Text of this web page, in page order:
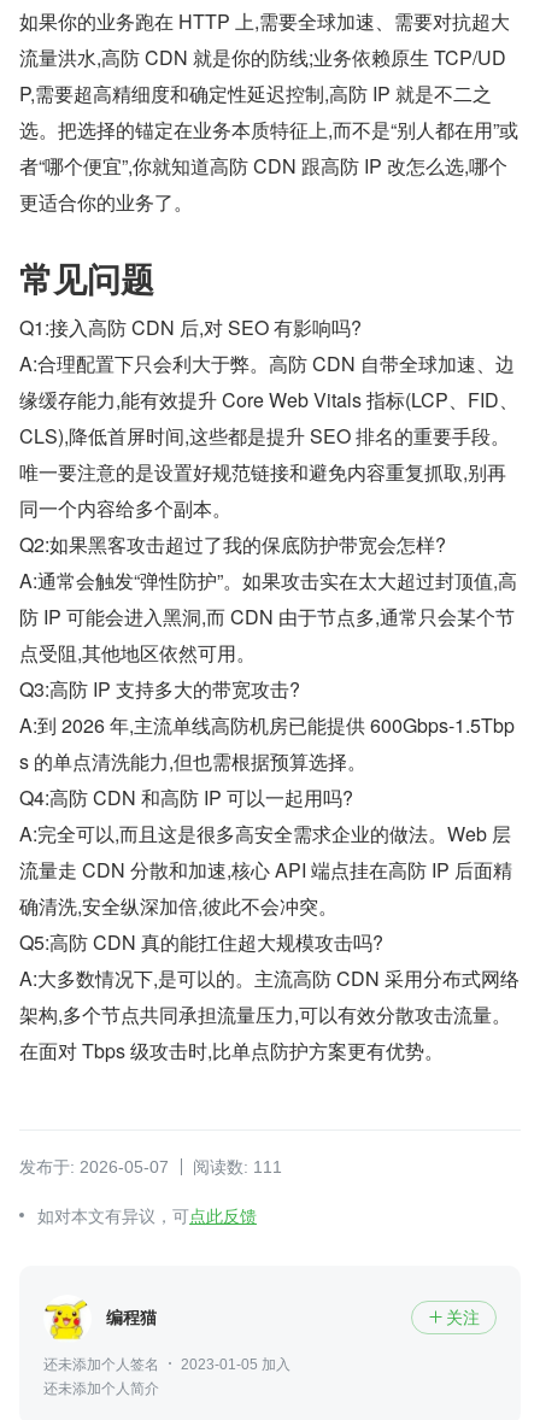
如果你的业务跑在 HTTP 上,需要全球加速、需要对抗超大
流量洪水,高防 CDN 就是你的防线;业务依赖原生 TCP/UD
P,需要超高精细度和确定性延迟控制,高防 IP 就是不二之
选。把选择的锚定在业务本质特征上,而不是“别人都在用”或
者“哪个便宜”,你就知道高防 CDN 跟高防 IP 改怎么选,哪个
更适合你的业务了。
常见问题
Q1:接入高防 CDN 后,对 SEO 有影响吗?
A:合理配置下只会利大于弊。高防 CDN 自带全球加速、边
缘缓存能力,能有效提升 Core Web Vitals 指标(LCP、FID、
CLS),降低首屏时间,这些都是提升 SEO 排名的重要手段。
唯一要注意的是设置好规范链接和避免内容重复抓取,别再
同一个内容给多个副本。
Q2:如果黑客攻击超过了我的保底防护带宽会怎样?
A:通常会触发“弹性防护”。如果攻击实在太大超过封顶值,高
防 IP 可能会进入黑洞,而 CDN 由于节点多,通常只会某个节
点受阻,其他地区依然可用。
Q3:高防 IP 支持多大的带宽攻击?
A:到 2026 年,主流单线高防机房已能提供 600Gbps-1.5Tbp
s 的单点清洗能力,但也需根据预算选择。
Q4:高防 CDN 和高防 IP 可以一起用吗?
A:完全可以,而且这是很多高安全需求企业的做法。Web 层
流量走 CDN 分散和加速,核心 API 端点挂在高防 IP 后面精
确清洗,安全纵深加倍,彼此不会冲突。
Q5:高防 CDN 真的能扛住超大规模攻击吗?
A:大多数情况下,是可以的。主流高防 CDN 采用分布式网络
架构,多个节点共同承担流量压力,可以有效分散攻击流量。
在面对 Tbps 级攻击时,比单点防护方案更有优势。
发布于: 2026-05-07 阅读数: 111
如对本文有异议，可点此反馈
编程猫  关注
还未添加个人签名
2023-01-05 加入
还未添加个人简介